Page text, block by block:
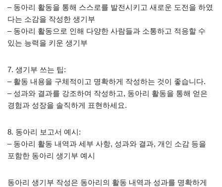
– 동아리 활동을 통해 스스로를 발전시키고 새로운 도전을 하였
다는 소감을 작성한 생기부
– 동아리 활동으로 인해 다양한 사람들과 소통하고 적응할 수
있는 능력을 키운 생기부
7. 생기부 쓰는 팁:
– 활동 내용을 구체적이고 명확하게 작성하는 것이 좋습니다.
– 성과와 결과를 강조하여 작성하고, 동아리 활동을 통해 얻은
경험과 성장을 솔직하게 표현하세요.
8. 동아리 보고서 예시:
– 동아리 활동 내역과 세부 사항, 성과와 결과, 개인 소감 등을
포함한 동아리 생기부 예시
동아리 생기부 작성은 동아리의 활동 내역과 성과를 명확하게